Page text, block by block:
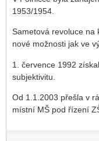
1953/1954.
Sametová revoluce na
nové možnosti jak ve
1. července 1992
subjektivitu.
Od 1.1.2003 přešla v
místní MŠ pod řízení